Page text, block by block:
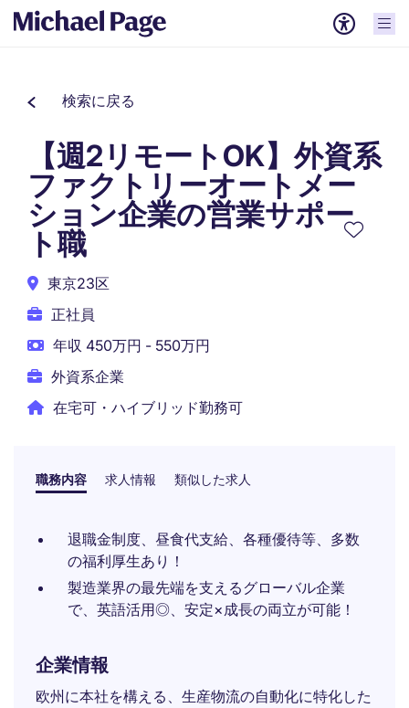
検索に戻る
【週2リモートOK】外資系
ファクトリーオートメー
ション企業の営業サポー
ト職
東京23区
正社員
年収 450万円 - 550万円
外資系企業
在宅可・ハイブリッド勤務可
職務内容 求人情報 類似した求人
退職金制度、昼食代支給、各種優待等、多数
の福利厚生あり！
製造業界の最先端を支えるグローバル企業
で、英語活用◎、安定×成長の両立が可能！
企業情報
欧州に本社を構える、生産物流の自動化に特化した